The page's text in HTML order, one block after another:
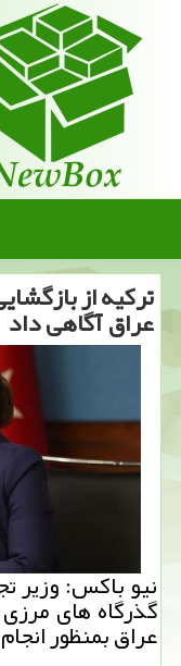
تركیه از
عراق آگاهی داد
نیو باكس: وزیر
گذرگاه های مرزی
عراق بمنظور